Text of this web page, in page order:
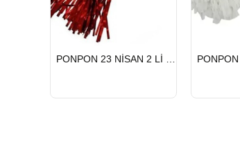
HIZLI
GÖNDERİ
PONPON 23 NİSAN 2 Lİ KIRMIZI
HIZLI
GÖNDERİ